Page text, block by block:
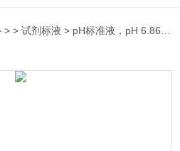
> >试剂标液 > pH标准液，pH 6.86，500ML